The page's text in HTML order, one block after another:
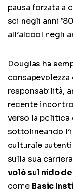
pausa forzata a
sci negli anni
all’alcool negli
Douglas ha
responsabilità,
recente
verso la politica
sottolineando
culturale
sulla sua
volò sul nido
come Basic